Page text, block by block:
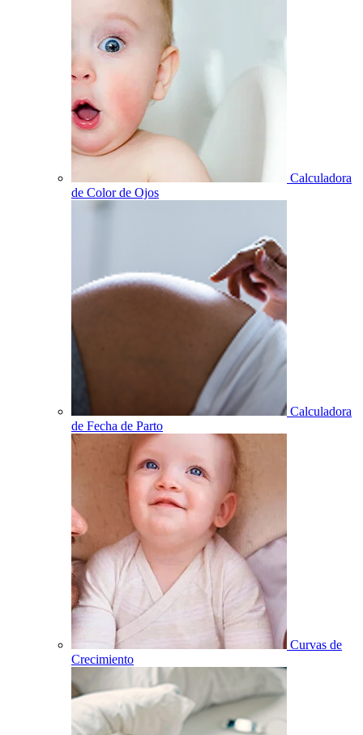
Calculadora
de Color de Ojos
Calculadora
de Fecha de Parto
Curvas de
Crecimiento